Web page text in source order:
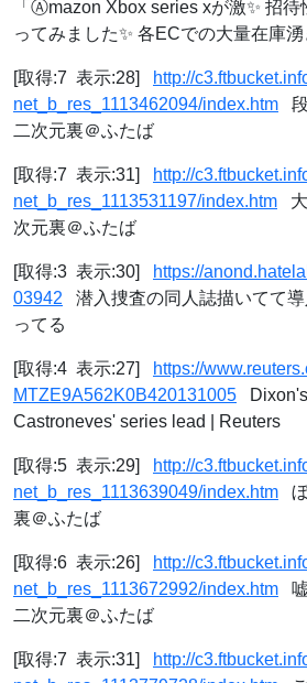
「Ⓐmazon Xbox series xが激✨ 招
ってみました✨ 各ECでの大量在庫
[取得:7 表示:28]
http://
net_b_res_1113462094/index.htm
二次元裏＠ふたば
[取得:7 表示:31]
http://
net_b_res_1113531197/index.htm
次元裏＠ふたば
[取得:3 表示:30]
https://
03942 潜入捜査の同人誌描いてて
ってる
[取得:4 表示:27]
https://
MTZE9A562K0B420131005
Castroneves' series lead | Reuters
[取得:5 表示:29]
http://
net_b_res_1113639049/index.htm
裏＠ふたば
[取得:6 表示:26]
http://
net_b_res_1113672992/index.htm
二次元裏＠ふたば
[取得:7 表示:31]
http://